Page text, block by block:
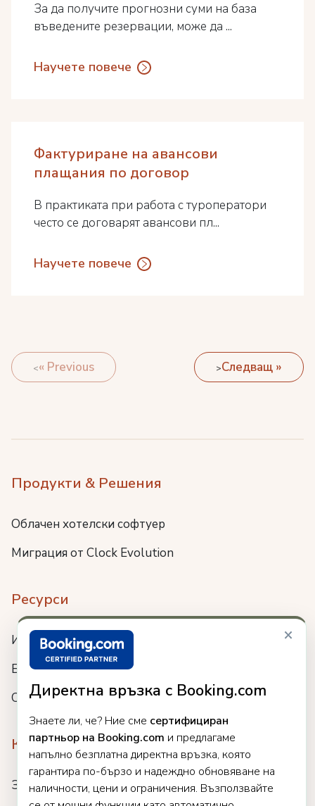
×
Директна връзка с Booking.com
Знаете ли, че? Ние сме сертифициран
партньор на Booking.com и предлагаме
напълно безплатна директна връзка, която
гарантира по-бързо и надеждно обновяване на
наличности, цени и ограничения. Възползвайте
За да получите прогнозни суми на база
въведените резервации, може да ...
Научете повече
Фактуриране на авансови
плащания по договор
В практиката при работа с туроператори
често се договарят авансови пл...
Научете повече
« Previous Следващ »
Продукти & Решения
Облачен хотелски софтуер
Миграция от Clock Evolution
Ресурси
Интеграции
Блог
Събития
Компания
За нас